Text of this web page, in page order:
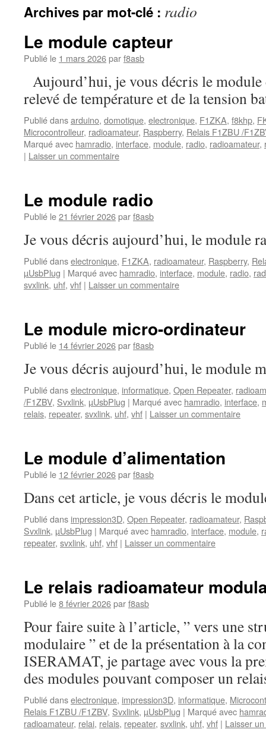
Archives par mot-clé : radio
Le module capteur
Publié le 1 mars 2026parf8asb
Aujourd’hui, je vous décris le module
relevé de température et de la tension
Publié dansarduino, domotique, electronique, F1ZKA, f8khp,
Microcontrolleur, radioamateur, Raspberry, Relais F1ZBU /
Marqué avec hamradio, interface, module, radio, radioamateur,
| Laisser un commentaire
Le module radio
Publié le21 février 2026parf8asb
Je vous décris aujourd’hui, le module
Publié danselectronique, F1ZKA, radioamateur, Raspberry,
µUsbPlug | Marqué avec hamradio, interface, module, radio,
svxlink, uhf, vhf | Laisser un commentaire
Le module micro-ordinateur
Publié le 14 février 2026parf8asb
Je vous décris aujourd’hui, le module
Publié danselectronique, informatique, Open Repeater,
/F1ZBV, Svxlink, µUsbPlug | Marqué avec hamradio, interface,
relais, repeater, svxlink, uhf, vhf | Laisser un commentaire
Le module d’alimentation
Publié le 12 février 2026parf8asb
Dans cet article, je vous décris le
Publié dans impression3D, Open Repeater, radioamateur,
Svxlink, µUsbPlug | Marqué avec hamradio, interface, module,
repeater, svxlink, uhf, vhf | Laisser un commentaire
Le relais radioamateur
Publié le8 février 2026parf8asb
Pour faire suite à l’article, ” vers une
modulaire ” et de la présentation à la
ISERAMAT, je partage avec vous la
des modules pouvant composer un
Publié danselectronique, impression3D, informatique,
Relais F1ZBU /F1ZBV, Svxlink, µUsbPlug | Marqué avec
radioamateur, relai, relais, repeater, svxlink, uhf, vhf | Laisser